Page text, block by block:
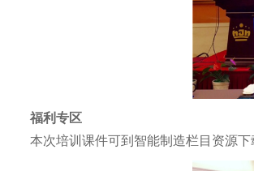
福利专区
本次培训课件可到智能制造栏目资源